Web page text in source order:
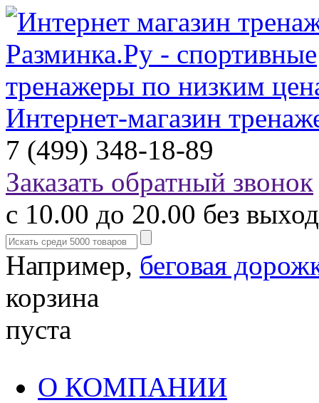
Интернет-магазин
7 (499) 348-18-89
Заказать обратный звонок
с 10.00 до 20.00 без
Например, беговая
корзина
пуста
О КОМПАНИИ